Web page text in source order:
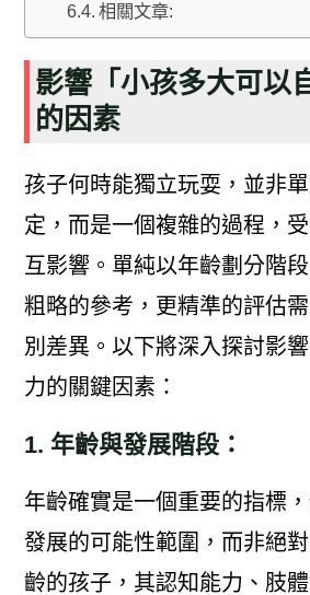
相關文章:
影響「小孩多大可以
的因素
孩子何時能獨立玩耍，並非
定，而是一個複雜的過程，
互影響。單純以年齡劃分階
粗略的參考，更精準的評估
別差異。以下將深入探討影
力的關鍵因素：
1. 年齡與發展階段：
年齡確實是一個重要的指標
發展的可能性範圍，而非絕
齡的孩子，其認知能力、肢